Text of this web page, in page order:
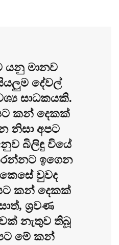
මානව
දේවල්
සාධකයකි.
කන් දෙකක්
නිසා අපට
බිලිඳු වියේ
ඉගෙන
වුවද
කන් දෙකක්
ශ්‍රවණ
නැතුව තිබූ
මේ කන්